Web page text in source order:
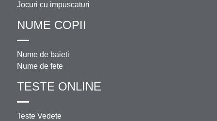
Jocuri cu impuscaturi
NUME COPII
Nume de baieti
Nume de fete
TESTE ONLINE
Teste Vedete